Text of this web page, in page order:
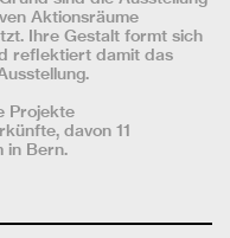
Aktionsräume
Ihre Gestalt formt sich
reflektiert damit das
Projekte
davon 11
in Bern.